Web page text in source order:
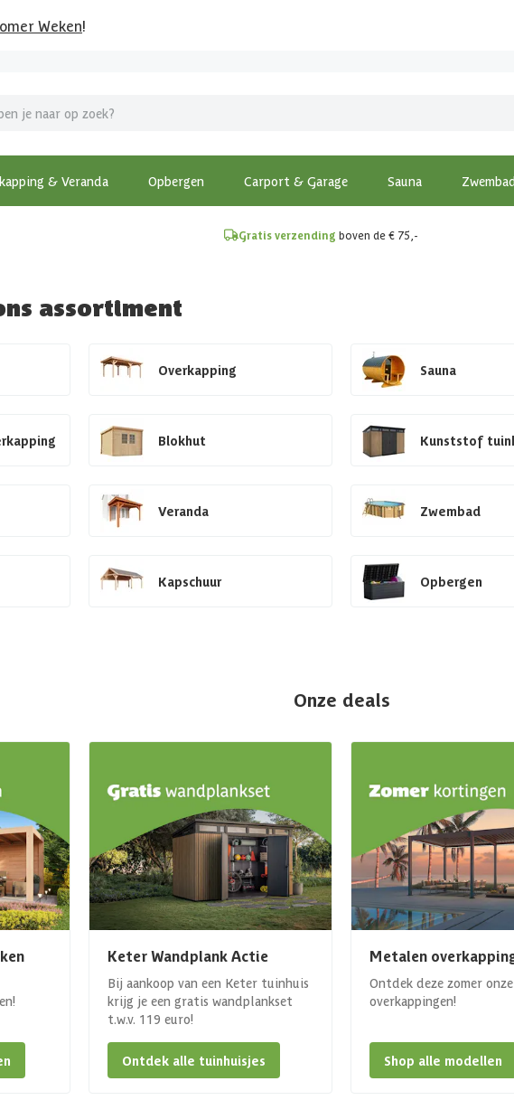
Weken!
& Veranda Opbergen Carport & Garage Sauna
en tuinhuizen!
Gratis verzending boven de € 75,-
assortiment
Overkapping Sauna
Blokhut Kunststof
Veranda Zwembad
Kapschuur Opbergen
Onze deals
Keter Wandplank Actie
Bij aankoop van een Keter tuinhuis
krijg je een gratis wandplankset
t.w.v. 119 euro!
Ontdek alle tuinhuisjes
Metalen
Ontdek deze zomer
overkappingen!
Shop alle modellen